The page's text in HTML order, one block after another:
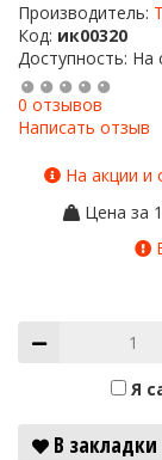
Производитель:
Код: ик00320
Доступность: На
0 отзывов
Написать отзыв
На акции и
Цена за
Я
В закладки